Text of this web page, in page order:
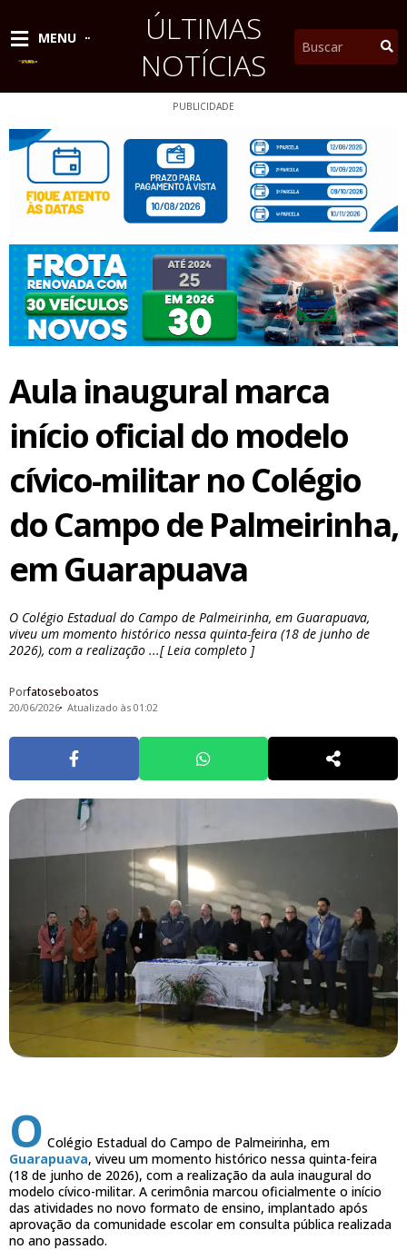
conteúdo
MENU
ÚLTIMAS
NOTÍCIAS
Pesquisar
PUBLICIDADE
Aula inaugural marca
início oficial do modelo
cívico-militar no Colégio
do Campo de Palmeirinha,
em Guarapuava
O Colégio Estadual do Campo de Palmeirinha, em Guarapuava,
viveu um momento histórico nessa quinta-feira (18 de junho de
2026), com a realização ...[ Leia completo ]
Porfatoseboatos
20/06/2026 Atualizado às 01:02
O Colégio Estadual do Campo de Palmeirinha, em
Guarapuava, viveu um momento histórico nessa quinta-feira
(18 de junho de 2026), com a realização da aula inaugural do
modelo cívico-militar. A cerimônia marcou oficialmente o início
das atividades no novo formato de ensino, implantado após
aprovação da comunidade escolar em consulta pública realizada
no ano passado.